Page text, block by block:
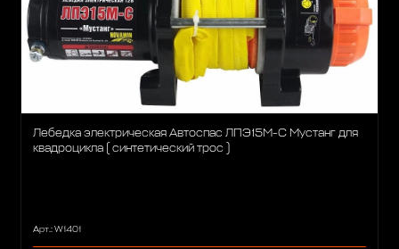
Лебедка электрическая Автоспас ЛПЭ15М-С Мустанг для
квадроцикла ( синтетический трос )
Арт.: W1401